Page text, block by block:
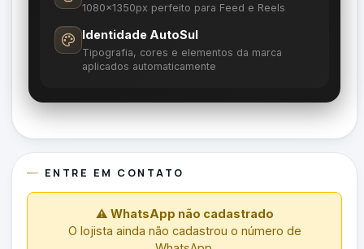
1080×1350px perfeito para Feed e Reels
Identidade AutoSul
Tipografia, cores e elementos da marca
aplicados automaticamente
ENTRE EM CONTATO
⚠ WhatsApp não cadastrado
O lojista ainda não cadastrou o número de